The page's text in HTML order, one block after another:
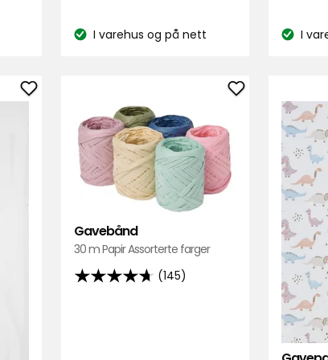
kr
Lagerbalanse:
I varehus og på nett
på I
Legg
Cellofan
favoritter
Gavebånd
30 m Papir Assorterte farger
(145)
4.7
Legg
Gavebånd
favoritter